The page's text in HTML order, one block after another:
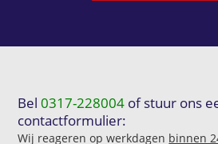
Bel0317-228004 of stuur ons
contactformulier:
Wij reageren op werkdagen binnen